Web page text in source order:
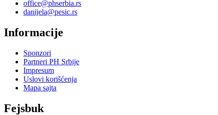
office@phserbia.rs
danijela@pesic.rs
Informacije
Sponzori
Partneri PH Srbije
Impresum
Uslovi korišćenja
Mapa sajta
Fejsbuk